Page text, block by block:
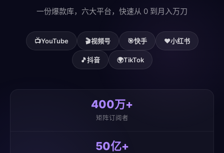
一份爆款库，六大平台，快速从 0 到月入万刀
📺YouTube 🎬视频号 🎯快手 ❤️小红书
🎵抖音 🌍TikTok
400万+
矩阵订阅者
50亿+